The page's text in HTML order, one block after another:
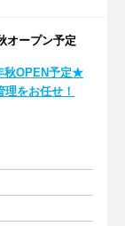
ープン予定
秋OPEN予定★
をお任せ！